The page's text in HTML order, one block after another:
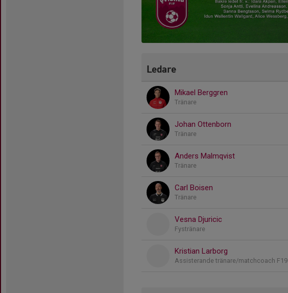
Ledare
Mikael Berggren
Tränare
Johan Ottenborn
Tränare
Anders Malmqvist
Tränare
Carl Boisen
Tränare
Vesna Djuricic
Fystränare
Kristian Larborg
Assisterande tränare/matchcoach F19